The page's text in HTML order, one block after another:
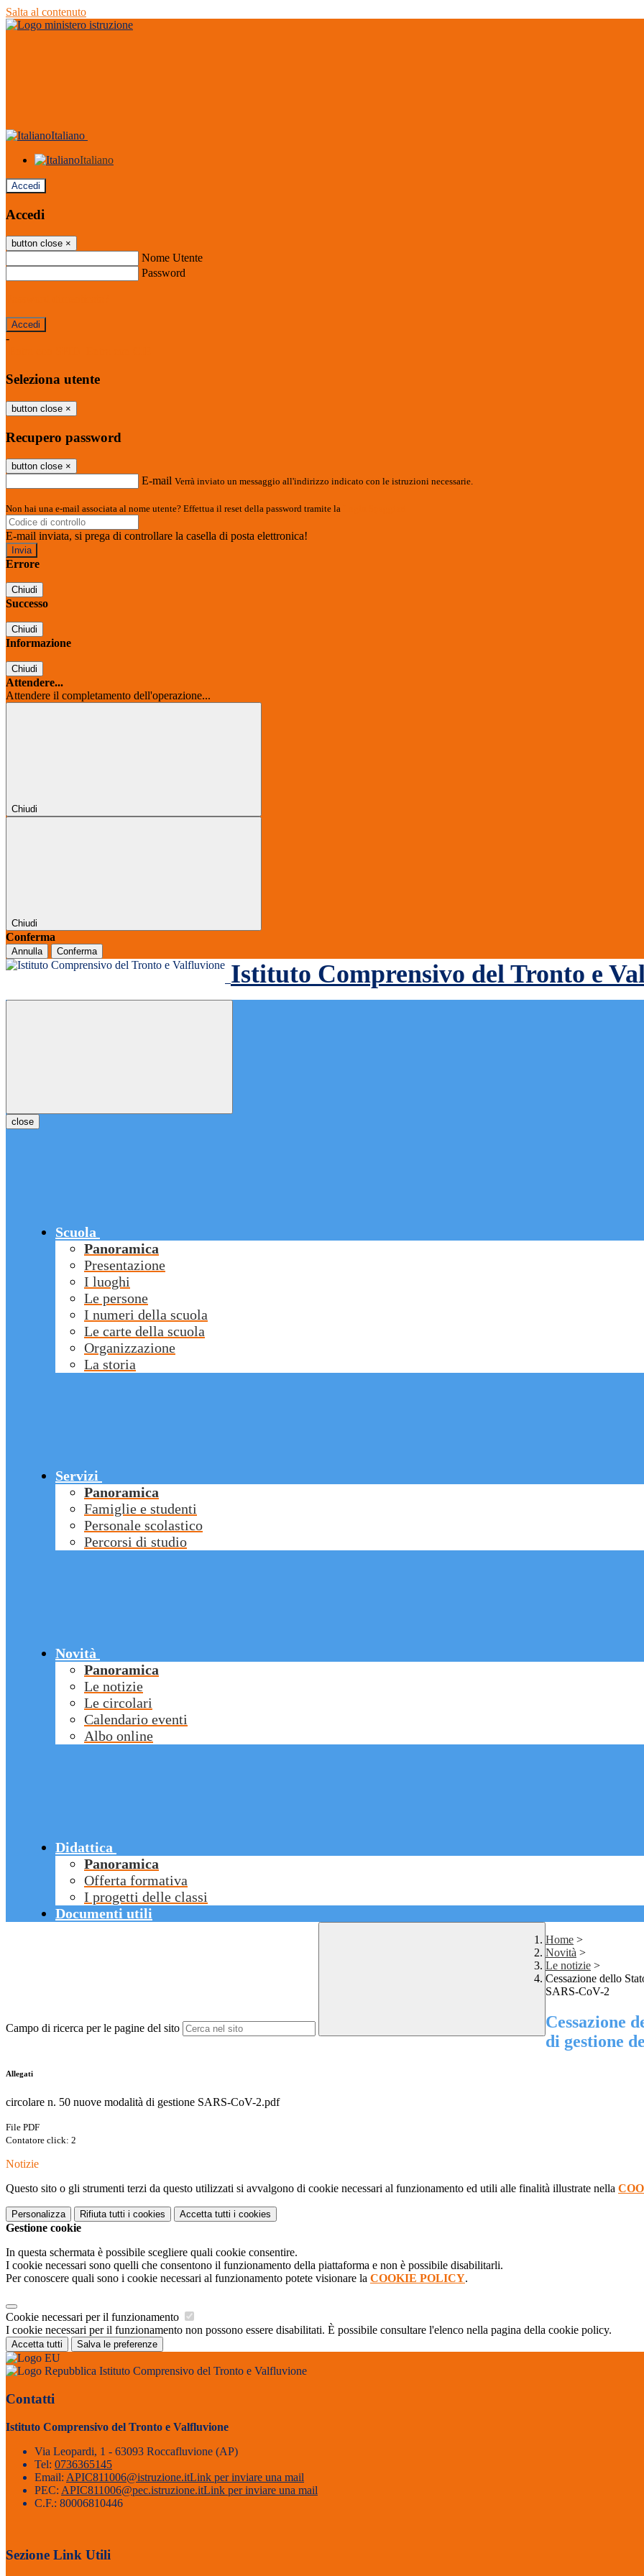
Salta al contenuto
Italiano
Italiano
Accedi
Accedi
button close ×
Nome Utente
Password
-
Seleziona utente
button close ×
Recupero password
button close ×
E-mail Verrà inviato un messaggio all'indirizzo indicato con le istruzioni necessarie.
Non hai una e-mail associata al nome utente? Effettua il reset della password tramite la
E-mail inviata, si prega di controllare la casella di posta elettronica!
Errore
Chiudi
Successo
Chiudi
Informazione
Chiudi
Attendere...
Attendere il completamento dell'operazione...
Chiudi
Chiudi
Conferma
Annulla Conferma
Istituto Comprensivo del Tronto e
close
Scuola
Panoramica
Presentazione
I luoghi
Le persone
I numeri della scuola
Le carte della scuola
Organizzazione
La storia
Servizi
Panoramica
Famiglie e studenti
Personale scolastico
Percorsi di studio
Novità
Panoramica
Le notizie
Le circolari
Calendario eventi
Albo online
Didattica
Panoramica
Offerta formativa
I progetti delle classi
Documenti utili
Campo di ricerca per le pagine del sito
Home >
Novità >
Le notizie >
Cessazione dello
SARS-CoV-2
Cessazione
di gestione
Allegati
circolare n. 50 nuove modalità di gestione SARS-CoV-2.pdf
File PDF
Contatore click: 2
Notizie
Questo sito o gli strumenti terzi da questo utilizzati si avvalgono di cookie necessari al funzionamento ed utili alle finalità illustrate nella
Personalizza Rifiuta tutti i cookies Accetta tutti i cookies
Gestione cookie
In questa schermata è possibile scegliere quali cookie consentire.
I cookie necessari sono quelli che consentono il funzionamento della piattaforma e non è possibile disabilitarli.
Per conoscere quali sono i cookie necessari al funzionamento potete visionare la COOKIE POLICY.
Cookie necessari per il funzionamento
I cookie necessari per il funzionamento non possono essere disabilitati. È possibile consultare l'elenco nella pagina della cookie policy.
Accetta tutti Salva le preferenze
Istituto Comprensivo del Tronto e Valfluvione
Contatti
Istituto Comprensivo del Tronto e Valfluvione
Via Leopardi, 1 - 63093 Roccafluvione (AP)
Tel: 0736365145
Email: APIC811006@istruzione.itLink per inviare una mail
PEC: APIC811006@pec.istruzione.itLink per inviare una mail
C.F.: 80006810446
Sezione Link Utili